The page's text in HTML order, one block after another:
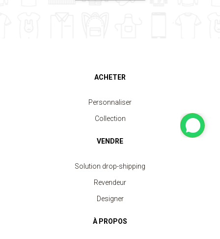
ACHETER
Personnaliser
Collection
VENDRE
Solution drop-shipping
Revendeur
Designer
À PROPOS